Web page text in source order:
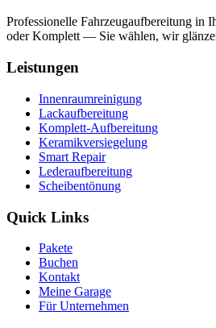
Professionelle Fahrzeugaufbereitung in
oder Komplett — Sie wählen, wir
Leistungen
Innenraumreinigung
Lackaufbereitung
Komplett-Aufbereitung
Keramikversiegelung
Smart Repair
Lederaufbereitung
Scheibentönung
Quick Links
Pakete
Buchen
Kontakt
Meine Garage
Für Unternehmen